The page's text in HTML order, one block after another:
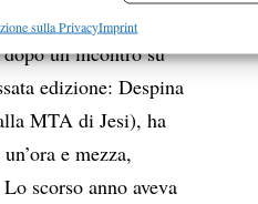
correggere errori,
Salvare e comunicare le
sulla PrivacyImprint
set, ha recuperato
un incontro su
edizione: Despina
MTA di Jesi), ha
e mezza,
scorso anno aveva